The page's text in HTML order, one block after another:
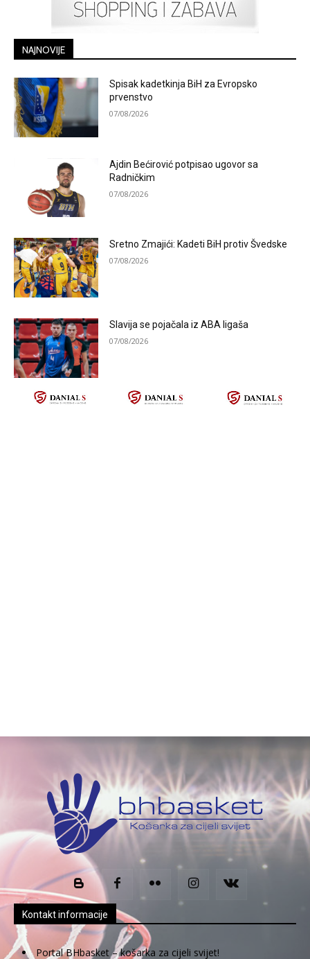
NAJNOVIJE
Spisak kadetkinja BiH za Evropsko
prvenstvo
07/08/2026
Ajdin Bećirović potpisao ugovor sa
Radničkim
07/08/2026
Sretno Zmajići: Kadeti BiH protiv Švedske
07/08/2026
Slavija se pojačala iz ABA ligaša
07/08/2026
Kontakt informacije
Portal BHbasket – košarka za cijeli svijet!